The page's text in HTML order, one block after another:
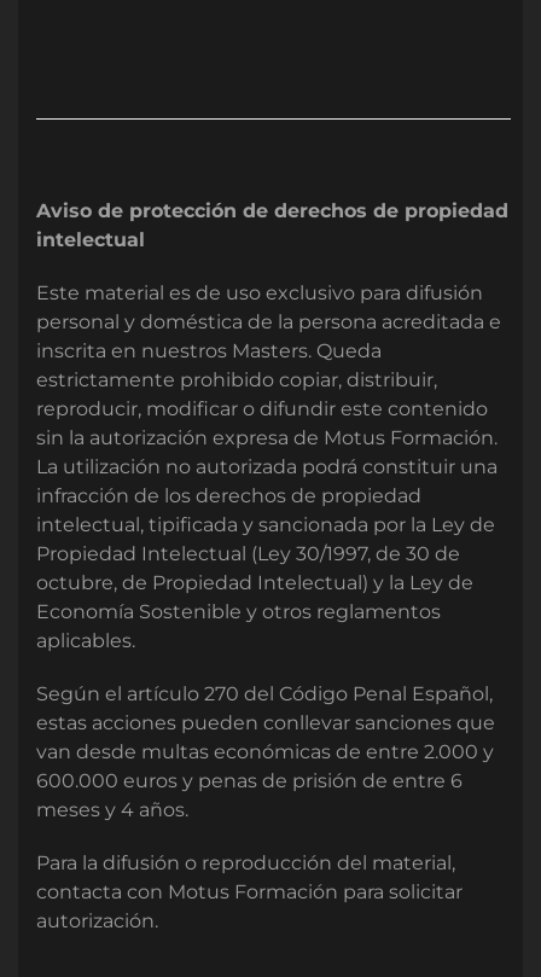
Aviso de protección de derechos de propiedad
intelectual
Este material es de uso exclusivo para difusión
personal y doméstica de la persona acreditada e
inscrita en nuestros Masters. Queda
estrictamente prohibido copiar, distribuir,
reproducir, modificar o difundir este contenido
sin la autorización expresa de Motus Formación.
La utilización no autorizada podrá constituir una
infracción de los derechos de propiedad
intelectual, tipificada y sancionada por la Ley de
Propiedad Intelectual (Ley 30/1997, de 30 de
octubre, de Propiedad Intelectual) y la Ley de
Economía Sostenible y otros reglamentos
aplicables.
Según el artículo 270 del Código Penal Español,
estas acciones pueden conllevar sanciones que
van desde multas económicas de entre 2.000 y
600.000 euros y penas de prisión de entre 6
meses y 4 años.
Para la difusión o reproducción del material,
contacta con Motus Formación para solicitar
autorización.